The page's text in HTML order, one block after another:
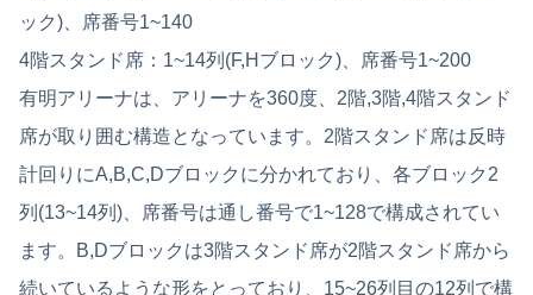
ック)、席番号1~140
4階スタンド席：1~14列(F,Hブロック)、席番号1~200
有明アリーナは、アリーナを360度、2階,3階,4階スタンド
席が取り囲む構造となっています。2階スタンド席は反時
計回りにA,B,C,Dブロックに分かれており、各ブロック2
列(13~14列)、席番号は通し番号で1~128で構成されてい
ます。B,Dブロックは3階スタンド席が2階スタンド席から
続いているような形をとっており、15~26列目の12列で構